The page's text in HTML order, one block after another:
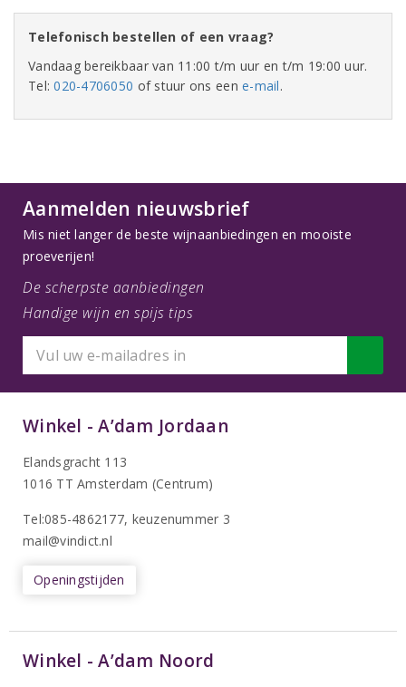
Telefonisch bestellen of een vraag?
Vandaag bereikbaar van 11:00 t/m uur en t/m 19:00 uur.
Tel:020-4706050 of stuur ons eene-mail.
Aanmelden nieuwsbrief
Mis niet langer de beste wijnaanbiedingen en mooiste
proeverijen!
De scherpste aanbiedingen
Handige wijn en spijs tips
Winkel - A’dam Jordaan
Elandsgracht 113
1016 TT Amsterdam (Centrum)
Tel:085-4862177, keuzenummer 3
mail@vindict.nl
Openingstijden
Winkel - A’dam Noord